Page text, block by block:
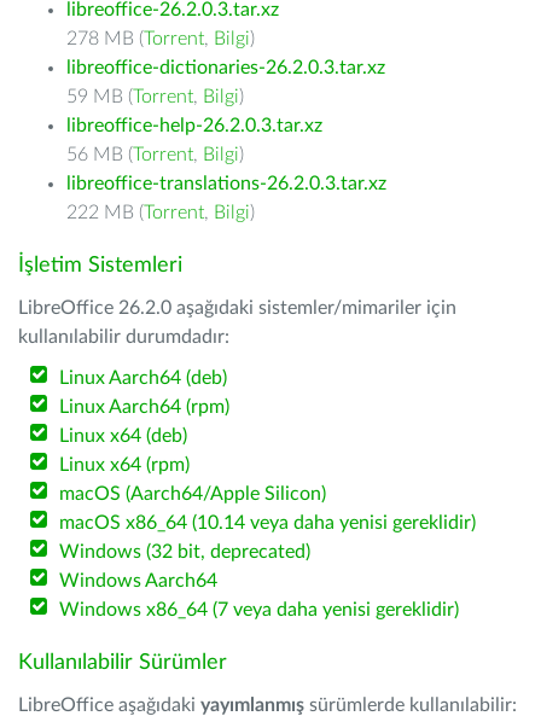
libreoffice-26.2.0.3.tar.xz
278 MB (Torrent, Bilgi)
libreoffice-dictionaries-26.2.0.3.tar.xz
59 MB (Torrent, Bilgi)
libreoffice-help-26.2.0.3.tar.xz
56 MB (Torrent, Bilgi)
libreoffice-translations-26.2.0.3.tar.xz
222 MB (Torrent, Bilgi)
İşletim Sistemleri
LibreOffice 26.2.0 aşağıdaki sistemler/mimariler için
kullanılabilir durumdadır:
Linux Aarch64 (deb)
Linux Aarch64 (rpm)
Linux x64 (deb)
Linux x64 (rpm)
macOS (Aarch64/Apple Silicon)
macOS x86_64 (10.14 veya daha yenisi gereklidir)
Windows (32 bit, deprecated)
Windows Aarch64
Windows x86_64 (7 veya daha yenisi gereklidir)
Kullanılabilir Sürümler
LibreOffice aşağıdaki yayımlanmış sürümlerde kullanılabilir: